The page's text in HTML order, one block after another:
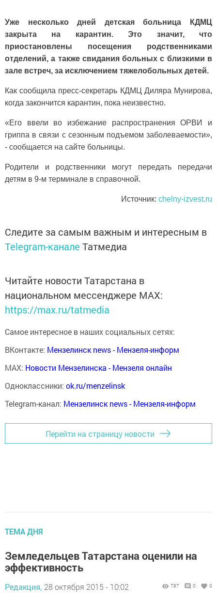
Уже несколько дней детская больница КДМЦ
закрыта на карантин. Это значит, что
приостановлены посещения родственниками
отделений, а также свидания больных с близкими в
зале встреч, за исключением тяжелобольных детей.
Как сообщила пресс-секретарь КДМЦ Диляра Мунирова,
когда закончится карантин, пока неизвестно.
­«Его ввели во избежание распространения ОРВИ и
гриппа в связи с сезонным подъемом заболеваемости»,
- сообщается на сайте больницы.
Родители и родственники могут передать передачи
детям в 9-м терминале в справочной.
Источник: chelny-izvest.ru
Следите за самым важным и интересным в
Telegram-канале Татмедиа
Читайте новости Татарстана в
национальном мессенджере MАХ:
https://max.ru/tatmedia
Самое интересное в наших социальных сетях:
ВКонтакте: Мензелинск news - Мензеля-информ
MAX: Новости Мензелинска - Мензеля онлайн
Одноклассники: ok.ru/menzelinsk
Telegram-канал: Мензелинск news - Мензеля-информ
Перейти на страницу новости
ТЕМА ДНЯ
Земледельцев Татарстана оценили на
эффективность
Редакция, 28 октября 2015 - 10:02 787 0 0